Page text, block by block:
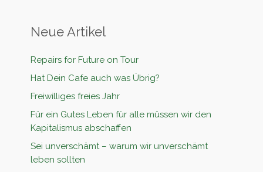
Neue Artikel
Repairs for Future on Tour
Hat Dein Cafe auch was Übrig?
Freiwilliges freies Jahr
Für ein Gutes Leben für alle müssen wir den
Kapitalismus abschaffen
Sei unverschämt – warum wir unverschämt
leben sollten